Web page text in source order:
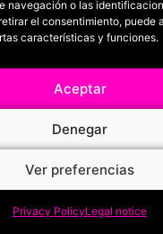
navegación o las
el consentimiento, puede
características y funciones.
Aceptar
Denegar
Ver preferencias
Privacy PolicyLegal notice